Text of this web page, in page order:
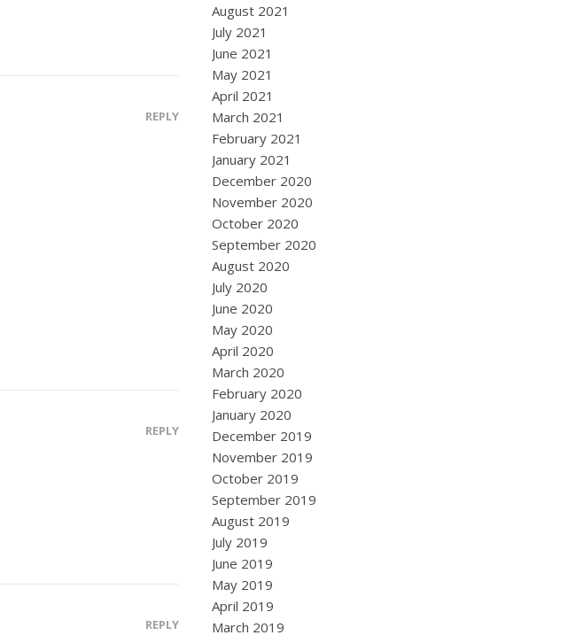
REPLY
REPLY
REPLY
August 2021
July 2021
June 2021
May 2021
April 2021
March 2021
February 2021
January 2021
December 2020
November 2020
October 2020
September 2020
August 2020
July 2020
June 2020
May 2020
April 2020
March 2020
February 2020
January 2020
December 2019
November 2019
October 2019
September 2019
August 2019
July 2019
June 2019
May 2019
April 2019
March 2019